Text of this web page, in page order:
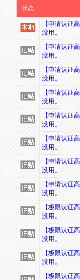
状态
【申请认证
没用。
【申请认证
没用。
【申请认证
没用。
【申请认证
没用。
【申请认证
没用。
【申请认证
没用。
【申请认证
没用。
【申请认证
没用。
【极限认证
没用。
【极限认证
没用。
【极限认证
没用。
【极限认证